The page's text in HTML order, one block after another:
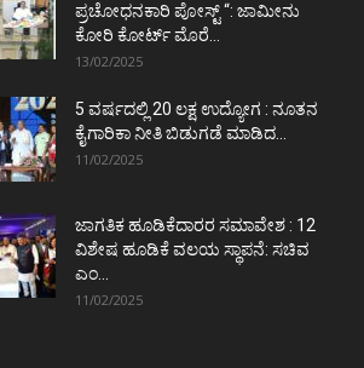
ಪ್ರಚೋಧನಕಾರಿ ಪೋಸ್ಟ್‌ “: ಜಾಮೀನು
ಕೋರಿ ಕೋರ್ಟ್‌ ಮೊರೆ...
13/02/2025
5 ವರ್ಷದಲ್ಲಿ 20 ಲಕ್ಷ ಉದ್ಯೋಗ : ನೂತನ
ಕೈಗಾರಿಕಾ ನೀತಿ ಬಿಡುಗಡೆ ಮಾಡಿದ...
11/02/2025
ಜಾಗತಿಕ ಹೂಡಿಕೆದಾರರ ಸಮಾವೇಶ : 12
ವಿಶೇಷ ಹೂಡಿಕೆ ವಲಯ ಸ್ಥಾಪನೆ: ಸಚಿವ
ಎಂ...
11/02/2025